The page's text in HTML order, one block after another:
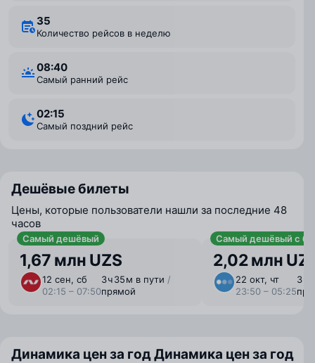
35
Количество рейсов в неделю
08:40
Самый ранний рейс
02:15
Самый поздний рейс
Дешёвые билеты
Цены, которые пользователи нашли за последние 48
часов
Самый дешёвый
1,67 млн UZS
12 сен, сб
02:15 – 07:50
3 ⁠ч 35 ⁠м в пути /
прямой
Самый дешёвый с
2,02 млн
22 окт, чт
23:50 – 05:25
3 ⁠ч
Динамика цен за годДинамика цен за год